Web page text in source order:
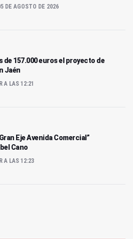
DE AGOSTO DE 2026
de 157.000 euros el proyecto de
Jaén
A LAS 12:21
Eje Avenida Comercial”
Cano
A LAS 12:23